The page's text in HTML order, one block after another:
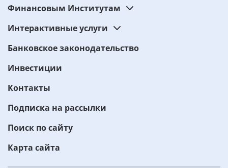
Финансовым Институтам
Интерактивные услуги
Банковское законодательство
Инвестиции
Контакты
Подписка на рассылки
Поиск по сайту
Карта сайта